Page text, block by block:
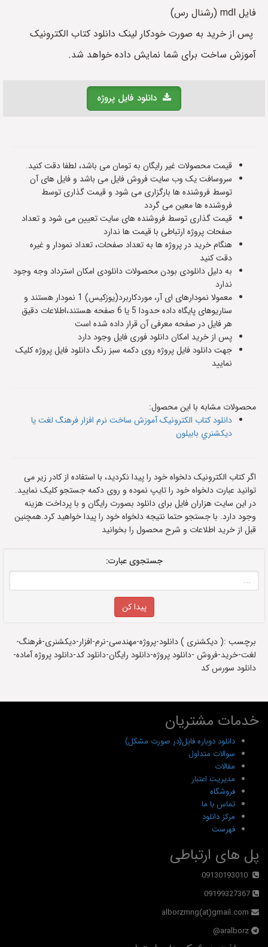
فایل mdl (رشنال رس)
پس از خرید به صورت خودکار لینک دانلود کتاب الکترونیک
آموزش ساخت برای شما نمایش داده خواهد شد.
دانلود فایل پروژه
قیمت محصولات غیر رایگان به تومان می باشد، لطفا دقت کنید.
سروسافت یک وب سایت فروش فایل می باشد و فایل های آن
توسط فروشنده ها بارگزاری می شود و قیمت گذاری توسط
فروشنده ها معین می گردد
قیمت گذاری توسط فروشنده های سایت تعیین می شود و تعداد
صفحات پروژه ارتباطی با قیمت ها ندارد
هنگام خرید در پروژه ها به تعداد صفحات، تعداد نمودار و غیره
دقت کنید
به دلیل دانلودی بودن محصولات دانلودی امکان استرداد وجه وجود
ندارد
معمولا نمودارهای ای آر، موردکاربرد(یوزکیس) 1 نمودار هستند و
سناریوهای پایگاه داده حدودا 5 یا 6 صفحه هستند،اطلاعات دقیق
هر فایل در صفحه معرفی آن قرار داده شده است
پس از خرید امکان دانلود فوری فایل وجود دارد
جهت دانلود فایل پروژه روی دکمه سبز رنگ دانلود فایل پروژه کلیک
نمایید
محصولات مشابه با این محصول:
دانلود کتاب الکترونیک آموزش ساخت نرم افزار فرهنگ لغت يا
ديکشنري بابيلون
اگر کتاب الکترونیک دلخواه خود را پیدا نکردید، با استفاده از کادر زیر می
توانید عبارت دلخواه خود را تایپ نموده و روی دکمه جستجو کلیک نمایید.
در این سایت هزاران فایل برای دانلود بصورت رایگان و با پرداخت هزینه
وجود دارد. با جستجو حتما نتیجه دلخواه خود را پیدا خواهید کرد.همچنین
قبل از خرید اطلاعات و شرح محصول را بخوانید
جستجوی عبارت:
برچسب :( دیکشنری ) دانلود-پروژه-مهندسی-نرم-افزار-دیکشنری-فرهنگ-
لغت-خرید-فروش -دانلود پروژه-دانلود رایگان-دانلود کد-دانلود پروژه آماده-
دانلود سورس کد
خدمات مشتریان
دانلود دوباره فایل(در صورت مشکل)
سوالات متداول
مقالات
مدیریت اعتبار
فروشگاه
تماس با ما
مرکز دانلود
فهرست
پل های ارتباطی
09130193010
09199327367
alborzmng(at)gmail.com
aralborz@